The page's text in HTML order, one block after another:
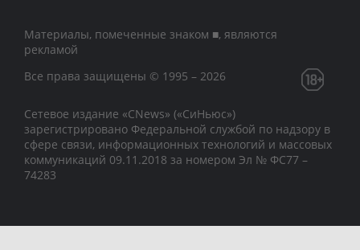
Материалы, помеченные знаком ■, являются
рекламой
Все права защищены © 1995 – 2026
Сетевое издание «CNews» («СиНьюс»)
зарегистрировано Федеральной службой по надзору в
сфере связи, информационных технологий и массовых
коммуникаций 09.11.2018 за номером Эл № ФС77 –
74283